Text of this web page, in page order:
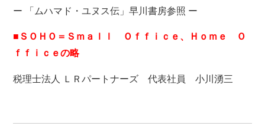
ー 「ムハマド・ユヌス伝」早川書房参照 ー
■ＳＯＨＯ＝Ｓｍａｌｌ Ｏｆｆｉｃｅ、Ｈｏｍｅ Ｏ
ｆｆｉｃｅの略
税理士法人 ＬＲパートナーズ 代表社員 小川湧三